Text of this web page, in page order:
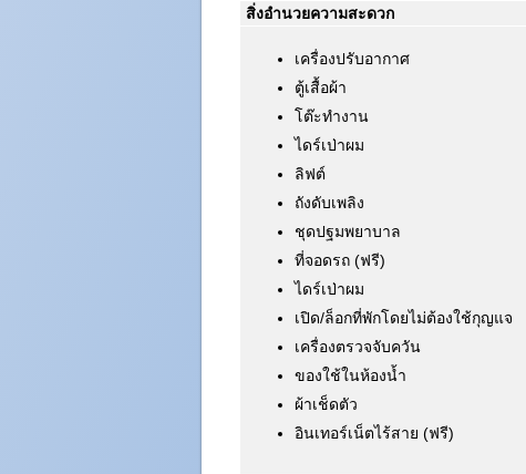
สิ่งอำนวยความสะดวก
เครื่องปรับอากาศ
ตู้เสื้อผ้า
โต๊ะทำงาน
ไดร์เป่าผม
ลิฟต์
ถังดับเพลิง
ชุดปฐมพยาบาล
ที่จอดรถ (ฟรี)
ไดร์เป่าผม
เปิด/ล็อกที่พักโดยไม่ต้องใช้กุญแจ
เครื่องตรวจจับควัน
ของใช้ในห้องน้ำ
ผ้าเช็ดตัว
อินเทอร์เน็ตไร้สาย (ฟรี)